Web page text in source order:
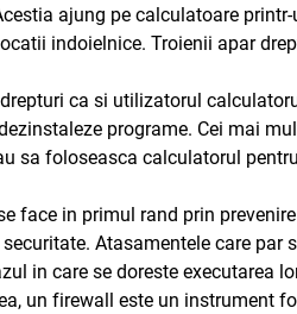
ajung pe calculatoare
indoielnice. Troienii apar
ca si utilizatorul
programe. Cei mai
sa foloseasca calculatorul
face in primul rand prin
Atasamentele care par
in care se doreste executarea
un firewall este un instrument